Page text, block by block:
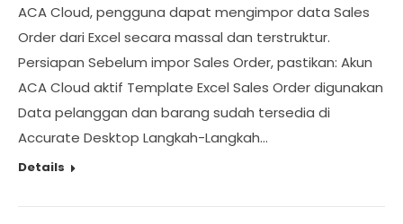
ACA Cloud, pengguna dapat mengimpor data Sales
Order dari Excel secara massal dan terstruktur.
Persiapan Sebelum impor Sales Order, pastikan: Akun
ACA Cloud aktif Template Excel Sales Order digunakan
Data pelanggan dan barang sudah tersedia di
Accurate Desktop Langkah-Langkah…
Details